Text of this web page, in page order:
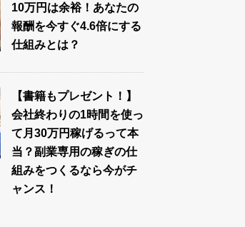
10万円は余裕！あなたの
報酬を今すぐ4.6倍にする
仕組みとは？
【書籍もプレゼント！】
会社終わりの1時間を使っ
て月30万円稼げるって本
当？副業専用の稼ぎの仕
組みをつくるなら今がチ
ャンス！